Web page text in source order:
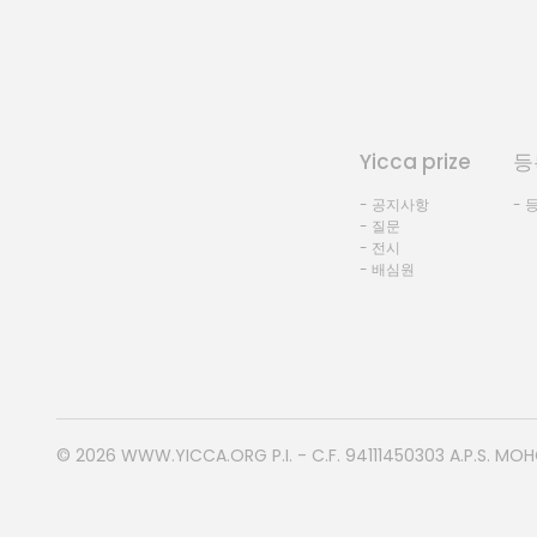
Yicca prize
- 공지사항
- 질문
- 전시
- 배심원
-
© 2026 WWW.YICCA.ORG P.I. - C.F. 94111450303 A.P.S.